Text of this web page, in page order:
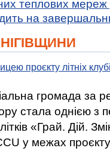
теплових мереж
на
проєкту літніх
громада за
стала однією
«Грай. Дій.
у межах